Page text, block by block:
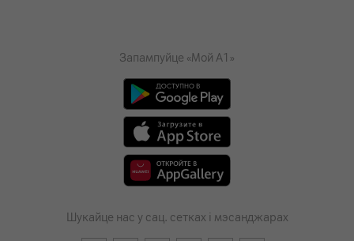
Запампуйце «Мой А1»
Шукайце нас у сац. сетках і мэсанджарах